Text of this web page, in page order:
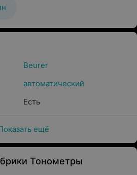
Beurer
автоматический
Есть
ещё
Тонометры